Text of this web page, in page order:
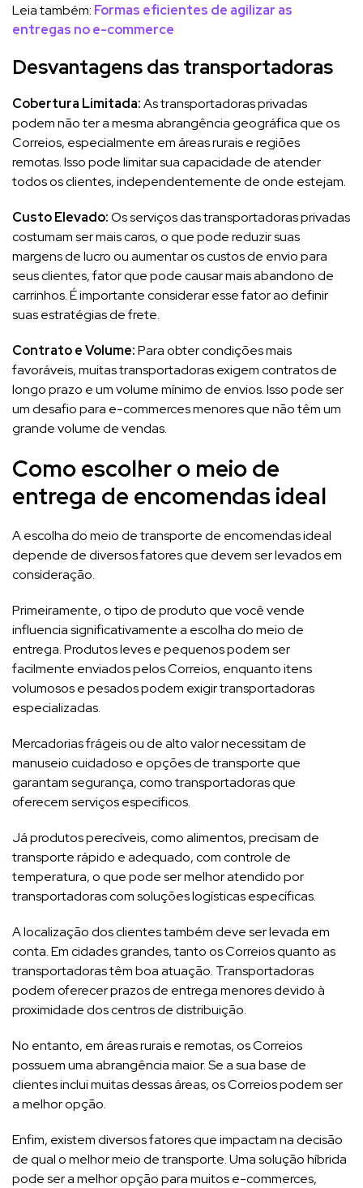
Leia também: Formas eficientes de agilizar as
entregas no e-commerce
Desvantagens das transportadoras
Cobertura Limitada:As transportadoras privadas
podem não ter a mesma abrangência geográfica que os
Correios, especialmente em áreas rurais e regiões
remotas. Isso pode limitar sua capacidade de atender
todos os clientes, independentemente de onde estejam.
Custo Elevado:Os serviços das transportadoras privadas
costumam ser mais caros, o que pode reduzir suas
margens de lucro ou aumentar os custos de envio para
seus clientes, fator que pode causar mais abandono de
carrinhos. É importante considerar esse fator ao definir
suas estratégias de frete.
Contrato e Volume:Para obter condições mais
favoráveis, muitas transportadoras exigem contratos de
longo prazo e um volume mínimo de envios. Isso pode ser
um desafio para e-commerces menores que não têm um
grande volume de vendas.
Como escolher o meio de
entrega de encomendas ideal
A escolha do meio de transporte de encomendas ideal
depende de diversos fatores que devem ser levados em
consideração.
Primeiramente, o tipo de produto que você vende
influencia significativamente a escolha do meio de
entrega. Produtos leves e pequenos podem ser
facilmente enviados pelos Correios, enquanto itens
volumosos e pesados podem exigir transportadoras
especializadas.
Mercadorias frágeis ou de alto valor necessitam de
manuseio cuidadoso e opções de transporte que
garantam segurança, como transportadoras que
oferecem serviços específicos.
Já produtos perecíveis, como alimentos, precisam de
transporte rápido e adequado, com controle de
temperatura, o que pode ser melhor atendido por
transportadoras com soluções logísticas específicas.
A localização dos clientes também deve ser levada em
conta. Em cidades grandes, tanto os Correios quanto as
transportadoras têm boa atuação. Transportadoras
podem oferecer prazos de entrega menores devido à
proximidade dos centros de distribuição.
No entanto, em áreas rurais e remotas, os Correios
possuem uma abrangência maior. Se a sua base de
clientes inclui muitas dessas áreas, os Correios podem ser
a melhor opção.
Enfim, existem diversos fatores que impactam na decisão
de qual o melhor meio de transporte. Uma solução híbrida
pode ser a melhor opção para muitos e-commerces,